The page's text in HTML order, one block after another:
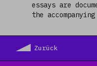
Nairobiessays are
the accompanying
Zurück